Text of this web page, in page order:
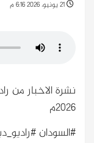
2026م
#السودان